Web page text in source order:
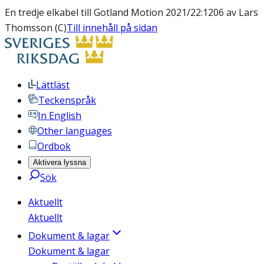
En tredje elkabel till Gotland Motion 2021/22:1206 av Lars
Thomsson (C)Till innehåll på sidan
Lättläst
Teckenspråk
In English
Other languages
Ordbok
Aktivera lyssna
Sök
Aktuellt
Aktuellt
Dokument & lagar
Dokument & lagar